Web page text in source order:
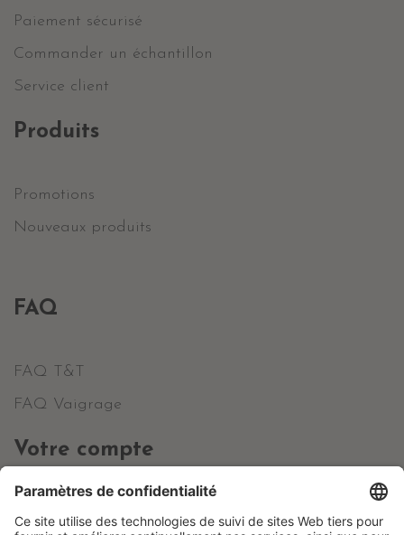
Paiement sécurisé
Commander un échantillon
Service client
Produits
Promotions
Nouveaux produits
FAQ
FAQ T&T
FAQ Vaigrage
Votre compte
Informations personnelles